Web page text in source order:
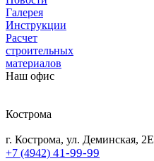
Галерея
Инструкции
Расчет
строительных
материалов
Наш офис
Кострома
г. Кострома, ул. Деминская, 2Е
+7 (4942) 41-99-99